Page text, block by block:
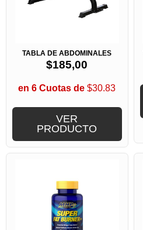
TABLA DE ABDOMINALES
$185,00
en 6 Cuotas de $30.83
VER
PRODUCTO